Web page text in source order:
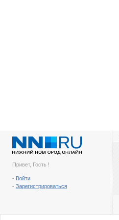
Привет, Гость !
- Войти
- Зарегистрироваться